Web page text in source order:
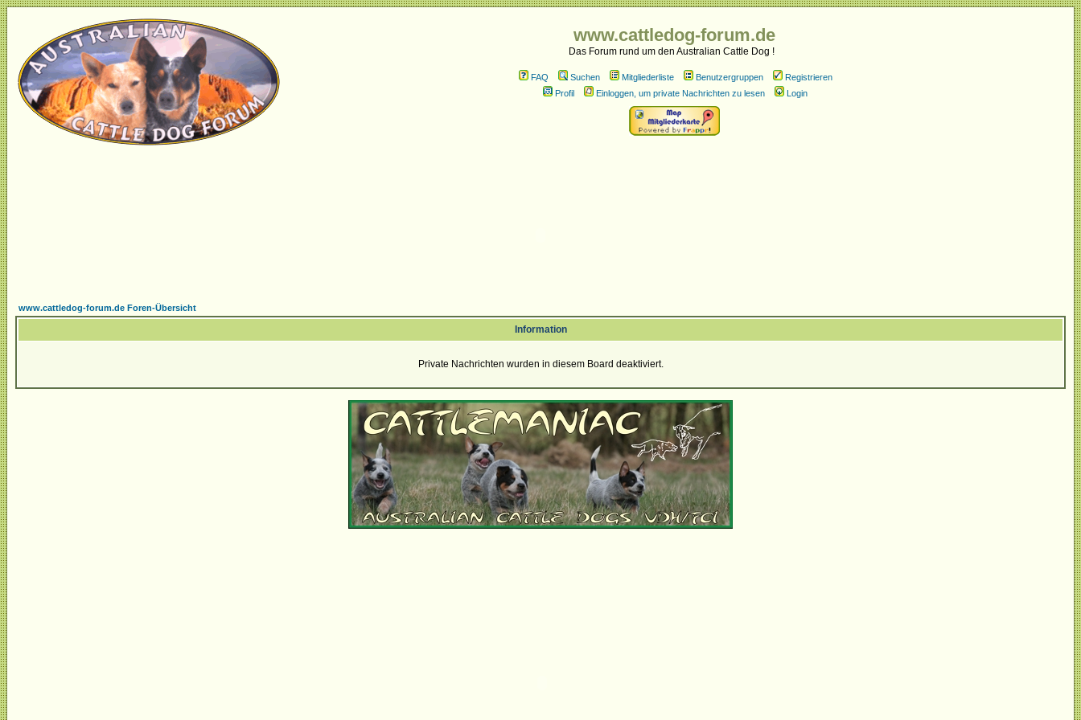
www.cattledog-forum.de
Das Forum rund um den Australian Cattle Dog !
FAQ Suchen Mitgliederliste Benutzergruppen
Registrieren
Profil
Einloggen, um private Nachrichten zu lesen Login
www.cattledog-forum.de Foren-Übersicht
Information
Private Nachrichten wurden in diesem Board deaktiviert.